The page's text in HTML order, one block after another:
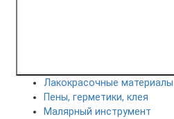
Лакокрасочные материалы
Пены, герметики, клея
Малярный инструмент